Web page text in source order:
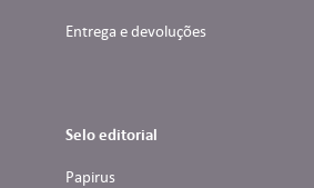
Entrega e devoluções
Selo editorial
Papirus